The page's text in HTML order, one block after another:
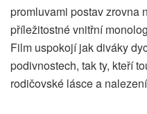
promluvami postav zrovna
příležitostné vnitřní
Film uspokojí jak diváky
podivnostech, tak ty, kteří
rodičovské lásce a